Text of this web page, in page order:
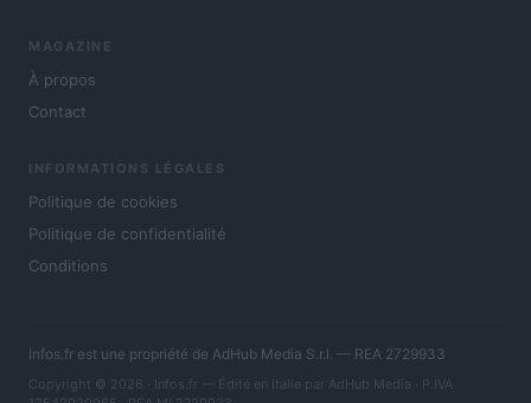
MAGAZINE
À propos
Contact
INFORMATIONS LÉGALES
Politique de cookies
Politique de confidentialité
Conditions
Infos.fr est une propriété de AdHub Media S.r.l. — REA 2729933
Copyright © 2026 · Infos.fr — Édité en Italie par AdHub Media · P.IVA